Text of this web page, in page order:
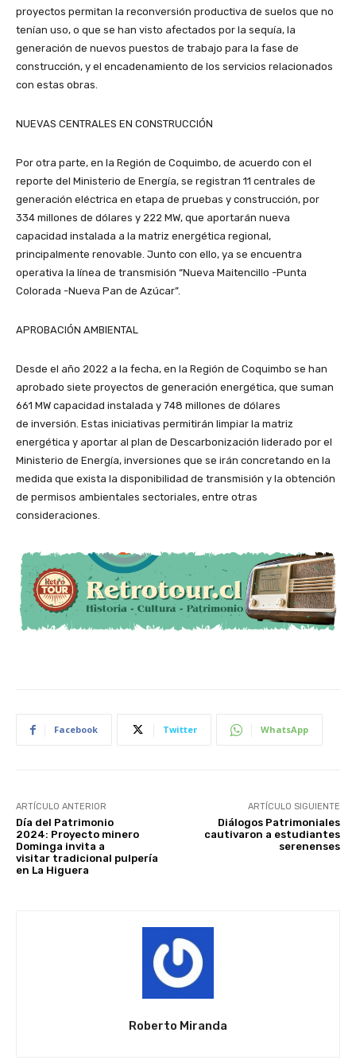
proyectos permitan la reconversión productiva de suelos que no
tenían uso, o que se han visto afectados por la sequía, la
generación de nuevos puestos de trabajo para la fase de
construcción, y el encadenamiento de los servicios relacionados
con estas obras.
NUEVAS CENTRALES EN CONSTRUCCIÓN
Por otra parte, en la Región de Coquimbo, de acuerdo con el
reporte del Ministerio de Energía, se registran 11 centrales de
generación eléctrica en etapa de pruebas y construcción, por
334 millones de dólares y 222 MW, que aportarán nueva
capacidad instalada a la matriz energética regional,
principalmente renovable. Junto con ello, ya se encuentra
operativa la línea de transmisión “Nueva Maitencillo -Punta
Colorada -Nueva Pan de Azúcar”.
APROBACIÓN AMBIENTAL
Desde el año 2022 a la fecha, en la Región de Coquimbo se han
aprobado siete proyectos de generación energética, que suman
661 MW capacidad instalada y 748 millones de dólares
de inversión. Estas iniciativas permitirán limpiar la matriz
energética y aportar al plan de Descarbonización liderado por el
Ministerio de Energía, inversiones que se irán concretando en la
medida que exista la disponibilidad de transmisión y la obtención
de permisos ambientales sectoriales, entre otras
consideraciones.
Facebook Twitter WhatsApp
ARTÍCULO ANTERIOR
Día del Patrimonio
2024: Proyecto minero
Dominga invita a
visitar tradicional pulpería
en La Higuera
ARTÍCULO SIGUIENTE
Diálogos Patrimoniales
cautivaron a estudiantes
serenenses
Roberto Miranda